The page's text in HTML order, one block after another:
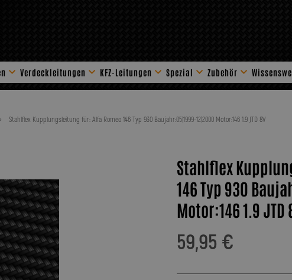
Verdeckleitungen KFZ-Leitungen Spezial Zubehör
Stahlflex Zubehör
Stahlflex Kupplungsleitung für: Alfa Romeo 146 Typ 930 Baujahr:05|1999-12|2000 Motor:146 1.9 JTD 8V
Stahlflex
146 Typ 930
Motor:146 1.9 JTD
59,95 €